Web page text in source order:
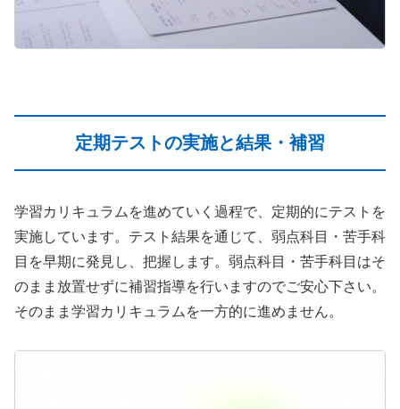
定期テストの実施と結果・補習
学習カリキュラムを進めていく過程で、定期的にテストを
実施しています。テスト結果を通じて、弱点科目・苦手科
目を早期に発見し、把握します。弱点科目・苦手科目はそ
のまま放置せずに補習指導を行いますのでご安心下さい。
そのまま学習カリキュラムを一方的に進めません。